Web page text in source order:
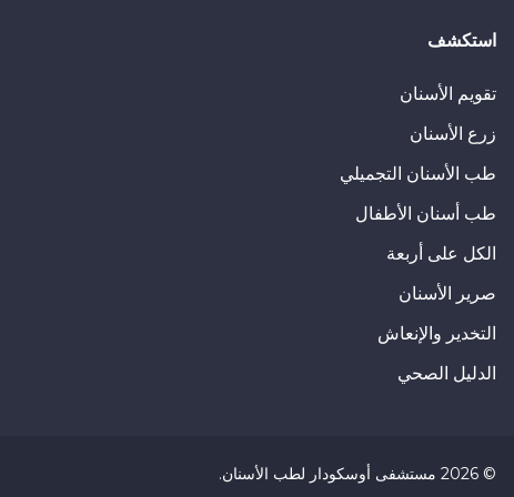
استكشف
تقويم الأسنان
زرع الأسنان
طب الأسنان التجميلي
طب أسنان الأطفال
الكل على أربعة
صرير الأسنان
التخدير والإنعاش
الدليل الصحي
©
2026 مستشفى أوسكودار لطب الأسنان.